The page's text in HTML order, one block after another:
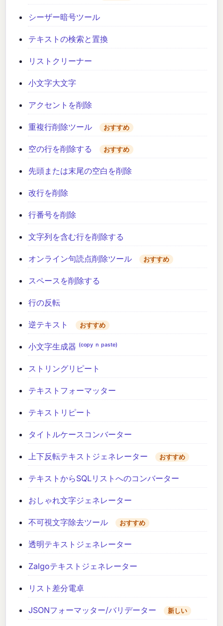
シーザー暗号ツール
テキストの検索と置換
リストクリーナー
小文字大文字
アクセントを削除
重複行削除ツール おすすめ
空の行を削除する おすすめ
先頭または末尾の空白を削除
改行を削除
行番号を削除
文字列を含む行を削除する
オンライン句読点削除ツール おすすめ
スペースを削除する
行の反転
逆テキスト おすすめ
小文字生成器 ⁽ᶜᵒᵖʸ ⁿ ᵖᵃˢᵗᵉ⁾
ストリングリピート
テキストフォーマッター
テキストリピート
タイトルケースコンバーター
上下反転テキストジェネレーター おすすめ
テキストからSQLリストへのコンバーター
おしゃれ文字ジェネレーター
不可視文字除去ツール おすすめ
透明テキストジェネレーター
Zalgoテキストジェネレーター
リスト差分電卓
JSONフォーマッター/バリデーター 新しい